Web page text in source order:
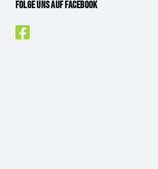
Folge uns auf Facebook